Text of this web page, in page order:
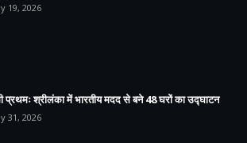
19, 2026
प्रथमः श्रीलंका में भारतीय मदद से बने 48 घरों का उद्घाटन
31, 2026